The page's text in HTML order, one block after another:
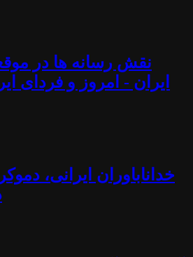
نقش رسانه ها در
ایران - امروز و فردای
خداناباوران ایرانی،